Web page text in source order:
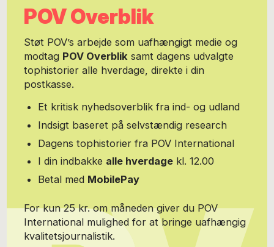
POV Overblik
Støt POV’s arbejde som uafhængigt medie og
modtag POV Overbliksamt dagens udvalgte
tophistorier alle hverdage, direkte i din
postkasse.
Et kritisk nyhedsoverblik fra ind- og udland
Indsigt baseret på selvstændig research
Dagens tophistorier fra POV International
I din indbakke alle hverdage kl. 12.00
Betal med MobilePay
For kun 25 kr. om måneden giver du POV
International mulighed for at bringe uafhængig
kvalitetsjournalistik.